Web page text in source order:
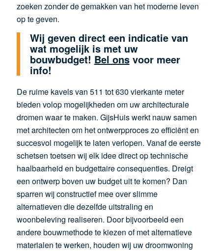
zoeken zonder de gemakken van het moderne leven
op te geven.
Wij geven direct een indicatie van
wat mogelijk is met uw
bouwbudget! Bel onsvoor meer
info!
De ruime kavels van 511 tot 630 vierkante meter
bieden volop mogelijkheden om uw architecturale
dromen waar te maken. GijsHuis werkt nauw samen
met architecten om het ontwerpproces zo efficiënt en
succesvol mogelijk te laten verlopen. Vanaf de eerste
schetsen toetsen wij elk idee direct op technische
haalbaarheid en budgettaire consequenties. Dreigt
een ontwerp boven uw budget uit te komen? Dan
sparren wij constructief mee over slimme
alternatieven die dezelfde uitstraling en
woonbeleving realiseren. Door bijvoorbeeld een
andere bouwmethode te kiezen of met alternatieve
materialen te werken, houden wij uw droomwoning